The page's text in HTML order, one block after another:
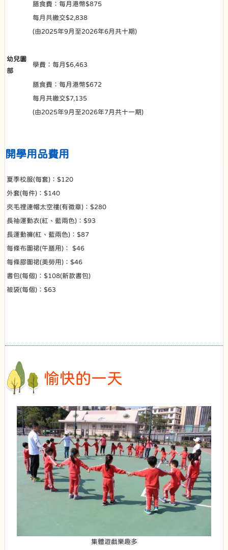
膳食費：每月港幣$875
每月共繳交$2,838
(由2025年9月至2026年6月共十期)
幼兒園
部
學費：每月$6,463
膳食費：每月港幣$672
每月共繳交$7,135
(由2025年9月至2026年7月共十一期)
開學用品費用
夏季校服(每套)：$120
外套(每件)：$140
夾毛裡連帽太空褸(有徽章)：$280
長袖運動衣(紅、藍兩色)：$93
長運動褲(紅、藍兩色)：$87
每條布圍裙(午膳用)： $46
每條膠圍裙(美勞用)：$46
書包(每個)：$108(新款書包)
被袋(每個)：$63
愉快的一天
集體遊戲樂趣多